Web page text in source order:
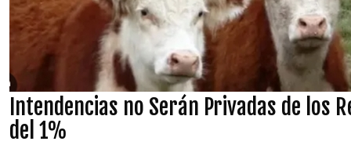
Intendencias no Serán Privadas de los
del 1%